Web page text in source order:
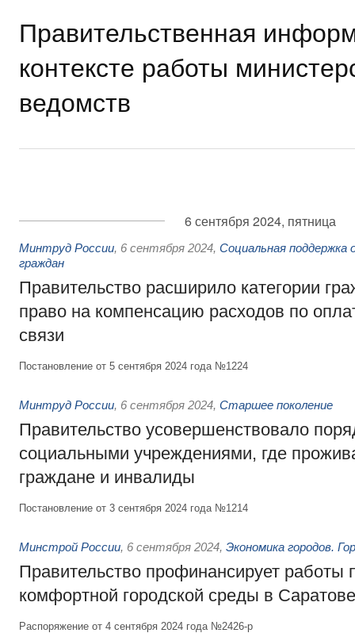
Правительственная
контексте работы
ведомств
6 сентября 2024, пятница
Минтруд России, 6 сентября 2024, Социальная поддержка
граждан
Правительство расширило категории
право на компенсацию расходов по
связи
Постановление от 5 сентября 2024 года №1224
Минтруд России, 6 сентября 2024, Старшее поколение
Правительство усовершенствовало
социальными учреждениями, где
граждане и инвалиды
Постановление от 3 сентября 2024 года №1214
Минстрой России, 6 сентября 2024, Экономика городов.
Правительство профинансирует работы
комфортной городской среды в Саратове
Распоряжение от 4 сентября 2024 года №2426-р